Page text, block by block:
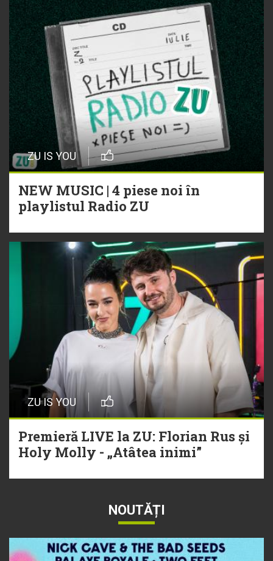
ZU IS YOU
NEW MUSIC | 4 piese noi în
playlistul Radio ZU
ZU IS YOU
Premieră LIVE la ZU: Florian Rus și
Holy Molly - „Atâtea inimi”
NOUTĂȚI